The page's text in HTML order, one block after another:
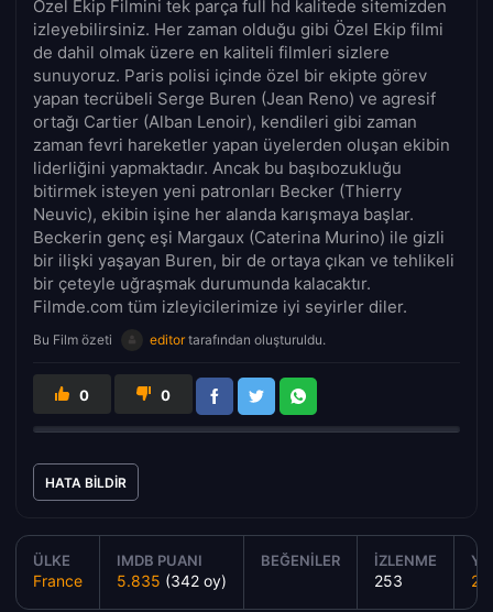
Özel Ekip Filmini tek parça full hd kalitede sitemizden
izleyebilirsiniz. Her zaman olduğu gibi Özel Ekip filmi
de dahil olmak üzere en kaliteli filmleri sizlere
sunuyoruz. Paris polisi içinde özel bir ekipte görev
yapan tecrübeli Serge Buren (Jean Reno) ve agresif
ortağı Cartier (Alban Lenoir), kendileri gibi zaman
zaman fevri hareketler yapan üyelerden oluşan ekibin
liderliğini yapmaktadır. Ancak bu başıbozukluğu
bitirmek isteyen yeni patronları Becker (Thierry
Neuvic), ekibin işine her alanda karışmaya başlar.
Beckerin genç eşi Margaux (Caterina Murino) ile gizli
bir ilişki yaşayan Buren, bir de ortaya çıkan ve tehlikeli
bir çeteyle uğraşmak durumunda kalacaktır.
Filmde.com tüm izleyicilerimize iyi seyirler diler.
Bu Film özeti editortarafından oluşturuldu.
0 0
HATA BILDIR
ÜLKE
France
IMDB PUANI
5.835 (342 oy)
BEĞENILER İZLENME
253